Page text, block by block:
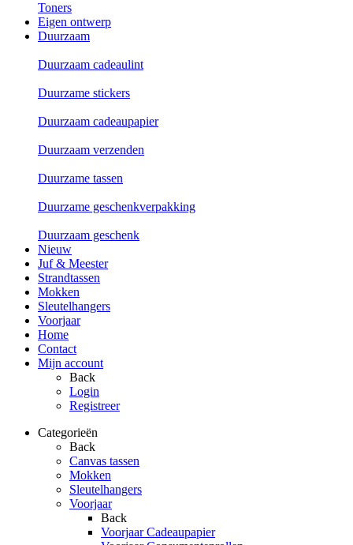
Toners
Eigen ontwerp
Duurzaam
Duurzaam cadeaulint
Duurzame stickers
Duurzaam cadeaupapier
Duurzaam verzenden
Duurzame tassen
Duurzame geschenkverpakking
Duurzaam geschenk
Nieuw
Juf & Meester
Strandtassen
Mokken
Sleutelhangers
Voorjaar
Home
Contact
Mijn account
Back
Login
Registreer
Categorieën
Back
Canvas tassen
Mokken
Sleutelhangers
Voorjaar
Back
Voorjaar Cadeaupapier